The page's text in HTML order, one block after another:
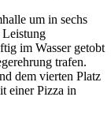
um in sechs
Leistung
im Wasser getobt
trafen.
dem vierten Platz
einer Pizza in